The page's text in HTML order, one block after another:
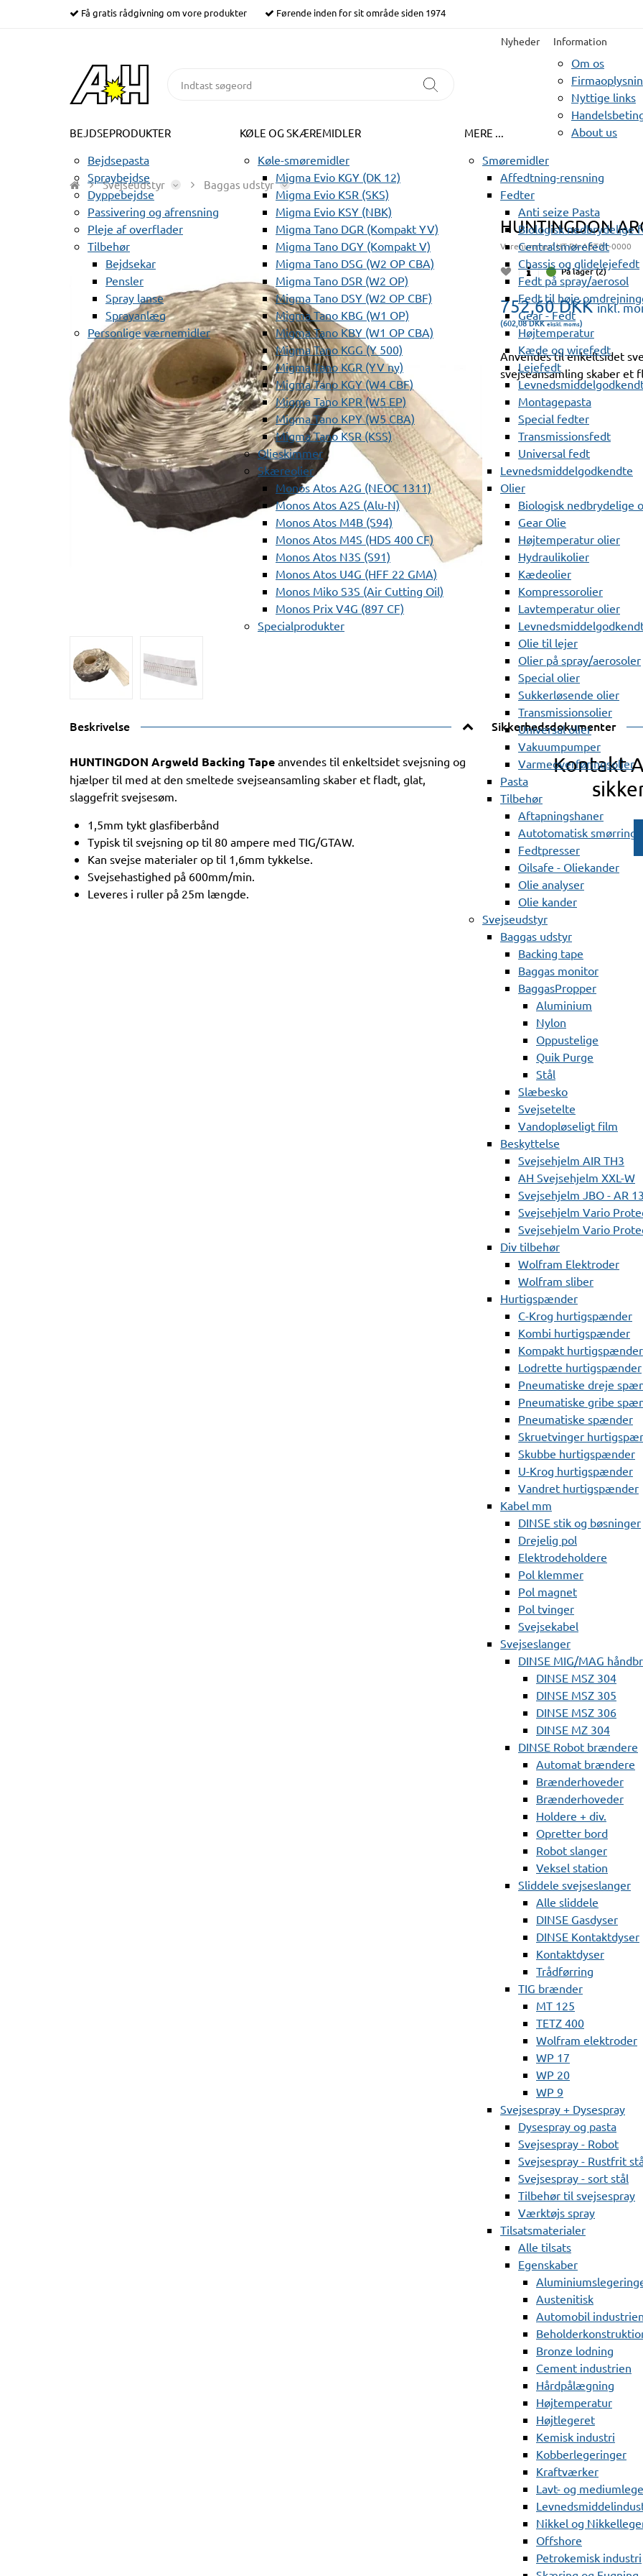
Få gratis rådgivning om vore produkter Førende inden for sit område siden 1974
Nyheder Information
Om os
Nyttige links
About us
BEJDSEPRODUKTER
Bejdsepasta
Spraybejdse
Dyppebejdse
Passivering og afrensning
Pleje af overflader
Tilbehør
Bejdsekar
Pensler
Spray lanse
Sprayanlæg
Personlige værnemidler
KØLE OG SKÆREMIDLER
Køle-smøremidler
Migma Evio KGY (DK 12)
Migma Evio KSR (SKS)
Migma Evio KSY (NBK)
Migma Tano DGR (Kompakt YV)
Migma Tano DGY (Kompakt V)
Migma Tano DSG (W2 OP CBA)
Migma Tano DSR (W2 OP)
Migma Tano DSY (W2 OP CBF)
Migma Tano KBG (W1 OP)
Migma Tano KBY (W1 OP CBA)
Migma Tano KGG (Y 500)
Migma Tano KGR (YV ny)
Migma Tano KGY (W4 CBF)
Migma Tano KPR (W5 EP)
Migma Tano KPY (W5 CBA)
Migma Tano KSR (KSS)
Olieskimmer
Skæreolier
Monos Atos A2G (NEOC 1311)
Monos Atos A2S (Alu-N)
Monos Atos M4B (S94)
Monos Atos M4S (HDS 400 CF)
Monos Atos N3S (S91)
Monos Atos U4G (HFF 22 GMA)
Monos Miko S3S (Air Cutting Oil)
Monos Prix V4G (897 CF)
Specialprodukter
MERE ...
Smøremidler
Affedtning-rensning
Fedter
Anti seize Pasta
Biologisk nedbrydelige
Centralsmørefedt
Chassis og glidelejefedt
Fedt på spray/aerosol
Fedt til høje
Gear - Fedt
Højtemperatur
Kæde og wirefedt
Lejefedt
Montagepasta
Special fedter
Transmissionsfedt
Universal fedt
Levnedsmiddelgodkendte
Olier
Biologisk nedbrydelige
Gear Olie
Højtemperatur olier
Hydraulikolier
Kædeolier
Kompressorolier
Lavtemperatur olier
Olie til lejer
Olier på spray/aerosoler
Special olier
Sukkerløsende olier
Transmissionsolier
Universal olier
Vakuumpumper
Varmeoverføringsolier
Pasta
Tilbehør
Aftapningshaner
Autotomatisk smørring
Fedtpresser
Oilsafe - Oliekander
Olie analyser
Olie kander
Svejseudstyr
Baggas udstyr
Backing tape
Baggas monitor
BaggasPropper
Aluminium
Nylon
Oppustelige
Quik Purge
Stål
Slæbesko
Svejsetelte
Vandopløseligt film
Beskyttelse
Svejsehjelm AIR TH3
AH Svejsehjelm XXL-W
Svejsehjelm JBO - AR
Svejsehjelm Vario
Svejsehjelm Vario
Div tilbehør
Wolfram Elektroder
Wolfram sliber
Hurtigspænder
C-Krog hurtigspænder
Kombi hurtigspænder
Kompakt hurtigspænder
Lodrette hurtigspænder
Pneumatiske dreje
Pneumatiske gribe
Pneumatiske spænder
Skruetvinger
Skubbe hurtigspænder
U-Krog hurtigspænder
Vandret hurtigspænder
Kabel mm
DINSE stik og bøsninger
Drejelig pol
Elektrodeholdere
Pol klemmer
Pol magnet
Pol tvinger
Svejsekabel
Svejseslanger
DINSE MIG/MAG
DINSE MSZ 304
DINSE MSZ 305
DINSE MSZ 306
DINSE MZ 304
DINSE Robot brændere
Automat brændere
Brænderhoveder
Brænderhoveder
Holdere + div.
Opretter bord
Robot slanger
Veksel station
Sliddele svejseslanger
Alle sliddele
DINSE Gasdyser
DINSE Kontaktdyser
Kontaktdyser
Trådførring
TIG brænder
MT 125
TETZ 400
Wolfram elektroder
WP 17
WP 20
WP 9
Svejsespray + Dysespray
Dysespray og pasta
Svejsespray - Robot
Svejsespray - Rustfrit
Svejsespray - sort stål
Tilbehør til svejsespray
Værktøjs spray
Tilsatsmaterialer
Alle tilsats
Egenskaber
Austenitisk
Automobil industrien
Bronze lodning
Cement industrien
Hårdpålægning
Højtemperatur
Højtlegeret
Kemisk industri
Kobberlegeringer
Kraftværker
Lavt- og
Nikkel og
Offshore
Petrokemisk industri
Svejseudstyr Baggas udstyr
HUNTINGDON
Varenummer:HT PA-ABT01-0000
På lager (2)
752,60DKK inkl.
(602,08DKK ekskl. moms)
Anvendes til enkeltsidet
svejseansamling skaber et
Beskrivelse
HUNTINGDON Argweld Backing Tape anvendes til enkeltsidet svejsning og
hjælper til med at den smeltede svejseansamling skaber et fladt, glat,
slaggefrit svejsesøm.
1,5mm tykt glasfiberbånd
Typisk til svejsning op til 80 ampere med TIG/GTAW.
Kan svejse materialer op til 1,6mm tykkelse.
Svejsehastighed på 600mm/min.
Leveres i ruller på 25m længde.
Sikkerhedsdokumenter
Kontakt